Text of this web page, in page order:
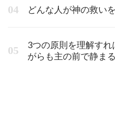
どんな人が神の救い
3つの原則を理解す
がらも主の前で静ま